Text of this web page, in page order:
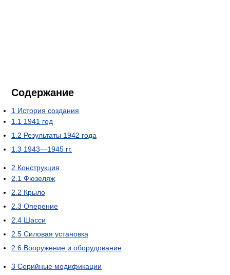
Содержание
1 История создания
1.1 1941 год
1.2 Результаты 1942 года
1.3 1943—1945 гг.
2 Конструкция
2.1 Фюзеляж
2.2 Крыло
2.3 Оперение
2.4 Шасси
2.5 Силовая установка
2.6 Вооружение и оборудование
3 Серийные модификации